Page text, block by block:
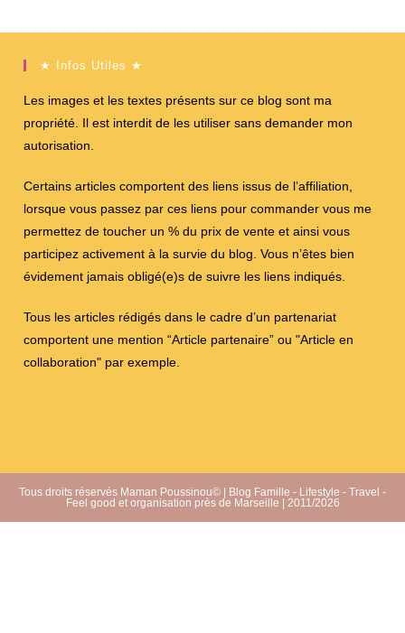
★ Infos Utiles ★
Les images et les textes présents sur ce blog sont ma
propriété. Il est interdit de les utiliser sans demander mon
autorisation.
Certains articles comportent des liens issus de l’affiliation,
lorsque vous passez par ces liens pour commander vous me
permettez de toucher un % du prix de vente et ainsi vous
participez activement à la survie du blog. Vous n’êtes bien
évidement jamais obligé(e)s de suivre les liens indiqués.
Tous les articles rédigés dans le cadre d’un partenariat
comportent une mention “Article partenaire” ou "Article en
collaboration" par exemple.
Tous droits réservés Maman Poussinou© | Blog Famille - Lifestyle - Travel -
Feel good et organisation près de Marseille | 2011/2026